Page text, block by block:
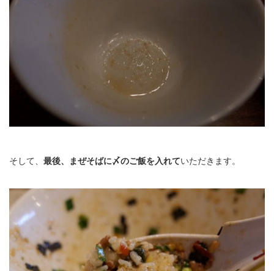
そして、 最後、まぜそばに〆のご飯を入れていただきます。